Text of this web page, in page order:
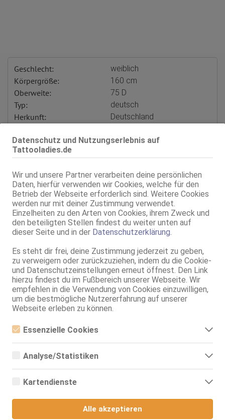
Datenschutz und Nutzungserlebnis auf
Tattooladies.de
Wir und unsere Partner verarbeiten deine persönlichen
Daten, hierfür verwenden wir Cookies, welche für den
Betrieb der Webseite erforderlich sind. Weitere Cookies
werden nur mit deiner Zustimmung verwendet.
Einzelheiten zu den Arten von Cookies, ihrem Zweck und
den beteiligten Stellen findest du weiter unten auf
dieser Seite und in der Datenschutzerklärung
Es steht dir frei, deine Zustimmung jederzeit zu geben,
zu verweigern oder zurückzuziehen, indem du die Cookie-
und Datenschutzeinstellungen erneut öffnest. Den Link
hierzu findest du im Fußbereich unserer Webseite. Wir
empfehlen in die Verwendung von Cookies einzuwilligen,
um die bestmögliche Nutzererfahrung auf unserer
Webseite erleben zu können.
Essenzielle Cookies
Essenzielle Cookies sind alle notwendigen Cookies, die für den
ermöglicht werden. Die Webseite kann ohne diese Cookies nicht
Analyse/Statistiken
Analyse- bzw. Statistikcookies sind Cookies, die der Analyse der
Zugriffsstatistiken dienen. Sie helfen den Webseiten-Besitzern zu
Informationen anonym gesammelt und gemeldet werden.
Kartendienste
Wenn Sie Google Maps auf unserer Webseite nutzen, können
Alle akzeptieren
Geschlecht: weiblich
Körpergröße: 160 cm
Oberweite: 75 D
Typ: deutsch
Herkunft: Deutschland
Gewicht: 58 kg
Schuhgröße:
Haare: blond, kurz
Augen: blau
Haut: hell
Körperschmuck: Tattoos
Sprachen:
Deutsch
Englisch
Verkehr:
GV
Franz.
Franz. bei Ihr
Franz. beidseitig
GF6
Flotter Dreier (MFF)
Zu dritt (MMF)
Service für:
Damen
FA / An*l-Massagen passiv
KB passiv